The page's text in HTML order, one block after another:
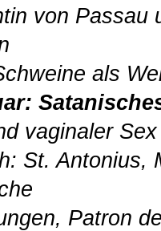
von Passau
als
vaginaler Sex
St. Antonius,
Patron